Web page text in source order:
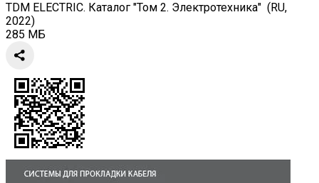
TDM ELECTRIC. Каталог "Том 2. Электротехника" (RU,
2022)
285 МБ